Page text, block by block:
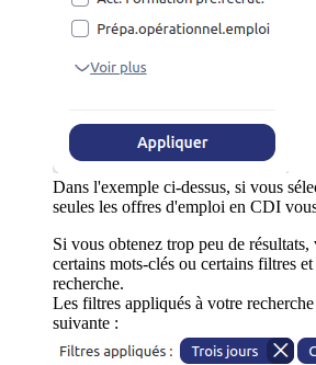
Dans l'exemple ci-dessus, si vous
seules les offres d'emploi en CDI
Si vous obtenez trop peu de
certains mots-clés ou certains filtres
recherche.
Les filtres appliqués à votre
suivante :